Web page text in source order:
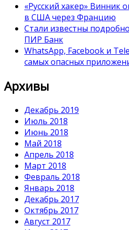
«Русский хакер» Винник
в США через Францию
Стали известны
ПИР Банк
WhatsApp, Facebook и
самых опасных
Архивы
Декабрь 2019
Июль 2018
Июнь 2018
Май 2018
Апрель 2018
Март 2018
Февраль 2018
Январь 2018
Декабрь 2017
Октябрь 2017
Август 2017